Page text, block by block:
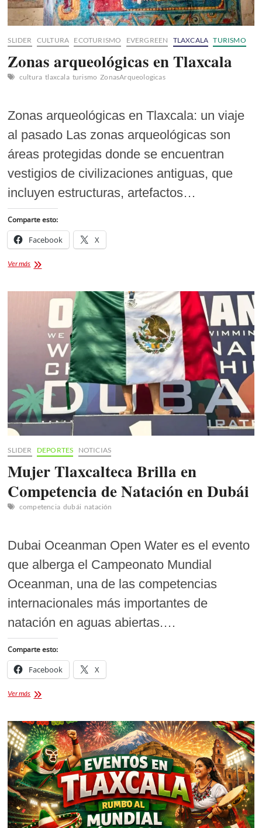
SLIDER CULTURA ECOTURISMO EVERGREEN TLAXCALA TURISMO
Zonas arqueológicas en Tlaxcala
cultura tlaxcala turismo ZonasArqueologicas
Zonas arqueológicas en Tlaxcala: un viaje
al pasado Las zonas arqueológicas son
áreas protegidas donde se encuentran
vestigios de civilizaciones antiguas, que
incluyen estructuras, artefactos…
Comparte esto:
Facebook X
Ver másZonas
SLIDER DEPORTES NOTICIAS
Mujer Tlaxcalteca Brilla en
Competencia de Natación en Dubái
competencia dubái natación
Dubai Oceanman Open Water es el evento
que alberga el Campeonato Mundial
Oceanman, una de las competencias
internacionales más importantes de
natación en aguas abiertas.…
Comparte esto:
Facebook X
Ver másMujer
en
Competencia
de
Natación
en
Dubái